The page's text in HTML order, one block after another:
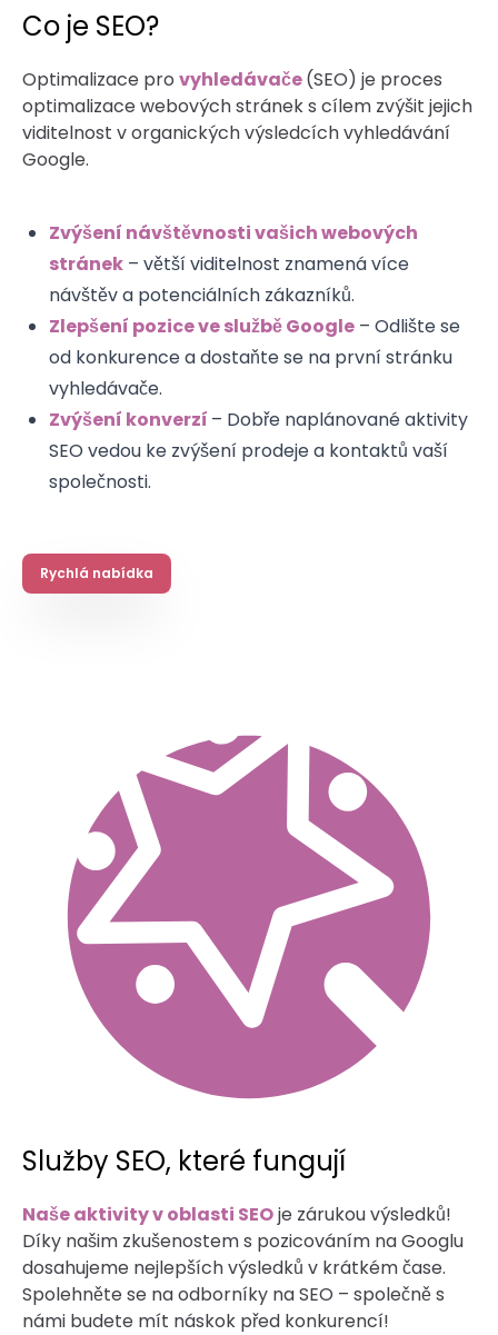
Co je SEO?
Optimalizace pro vyhledávače(SEO) je proces
optimalizace webových stránek s cílem zvýšit jejich
viditelnost v organických výsledcích vyhledávání
Google.
Zvýšení návštěvnosti vašich webových
stránek – větší viditelnost znamená více
návštěv a potenciálních zákazníků.
Zlepšení pozice ve službě Google – Odlište se
od konkurence a dostaňte se na první stránku
vyhledávače.
Zvýšení konverzí – Dobře naplánované aktivity
SEO vedou ke zvýšení prodeje a kontaktů vaší
společnosti.
Rychlá nabídka
Služby SEO, které fungují
Naše aktivity v oblasti SEOje zárukou výsledků!
Díky našim zkušenostem s pozicováním na Googlu
dosahujeme nejlepších výsledků v krátkém čase.
Spolehněte se na odborníky na SEO – společně s
námi budete mít náskok před konkurencí!